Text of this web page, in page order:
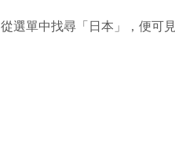
從選單中找尋「日本」，便可